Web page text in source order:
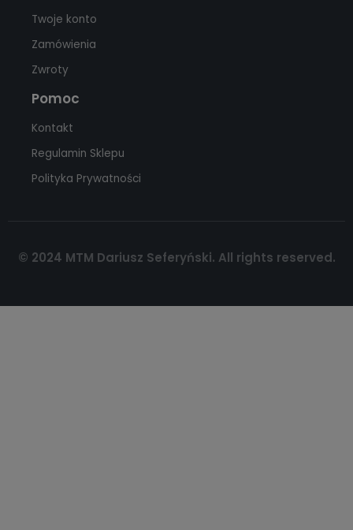
Twoje konto
Zamówienia
Zwroty
Pomoc
Kontakt
Regulamin Sklepu
Polityka Prywatności
© 2024 MTM Dariusz Seferyński. All rights reserved.